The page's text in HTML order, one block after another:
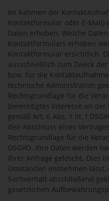
Im Rahmen der
Kontaktformular oder E-Mail)
Daten erhoben. Welche
Kontaktformulars erhoben
Kontaktformular ersichtlich.
ausschließlich zum Zweck
bzw. für die
technische Administration
Rechtsgrundlage für die
berechtigtes Interesse an
gemäß Art. 6 Abs. 1 lit. f
den Abschluss eines
Rechtsgrundlage für die
DSGVO. Ihre Daten werden
Ihrer Anfrage gelöscht. Dies
Umständen entnehmen
Sachverhalt abschließend
gesetzlichen